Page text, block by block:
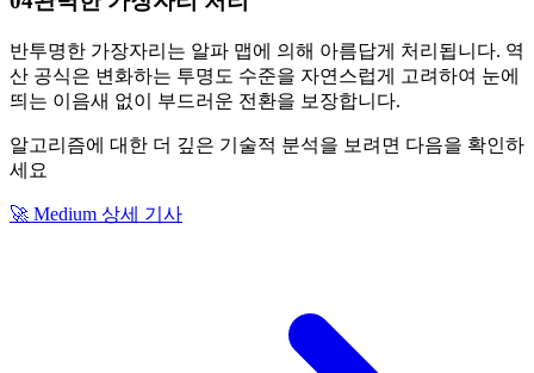
반투명한 가장자리는 알파 맵에 의해 아름답게 처리됩니다. 역
산 공식은 변화하는 투명도 수준을 자연스럽게 고려하여 눈에
띄는 이음새 없이 부드러운 전환을 보장합니다.
알고리즘에 대한 더 깊은 기술적 분석을 보려면 다음을 확인하
세요
🚀 Medium 상세 기사